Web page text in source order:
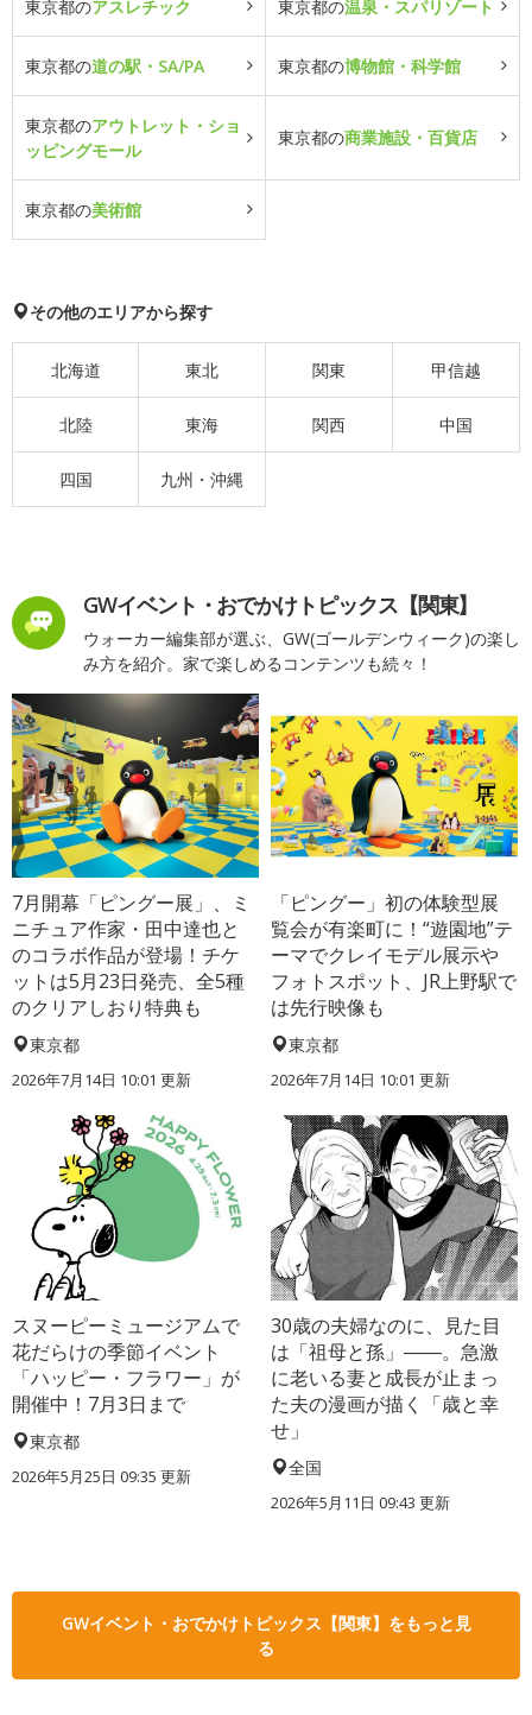
東京都のアスレチック 東京都の温泉・スパリゾート
東京都の道の駅・SA/PA 東京都の博物館・科学館
東京都のアウトレット・ショ
ッピングモール
東京都の商業施設・百貨店
東京都の美術館
その他のエリアから探す
北海道 東北 関東 甲信越
北陸 東海 関西 中国
四国 九州・沖縄
GWイベント・おでかけトピックス【関東】
ウォーカー編集部が選ぶ、GW(ゴールデンウィーク)の楽し
み方を紹介。家で楽しめるコンテンツも続々！
7月開幕「ピングー展」、ミ
ニチュア作家・田中達也と
のコラボ作品が登場！チケ
ットは5月23日発売、全5種
のクリアしおり特典も
東京都
2026年7月14日 10:01 更新
「ピングー」初の体験型展
覧会が有楽町に！“遊園地”テ
ーマでクレイモデル展示や
フォトスポット、JR上野駅で
は先行映像も
東京都
2026年7月14日 10:01 更新
スヌーピーミュージアムで
花だらけの季節イベント
「ハッピー・フラワー」が
開催中！7月3日まで
東京都
2026年5月25日 09:35 更新
30歳の夫婦なのに、見た目
は「祖母と孫」――。急激
に老いる妻と成長が止まっ
た夫の漫画が描く「歳と幸
せ」
全国
2026年5月11日 09:43 更新
GWイベント・おでかけトピックス【関東】をもっと見
る